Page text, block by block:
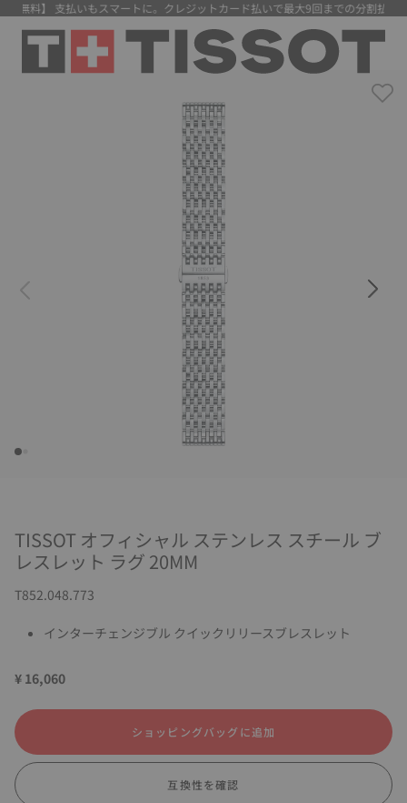
無料】 支払いもスマートに。クレジットカード払いで最大9回までの分割払いが
TISSOT オフィシャル ステンレス スチール ブ
レスレット ラグ 20MM
T852.048.773
インターチェンジブル クイックリリースブレスレット
¥ 16,060
ショッピングバッグに追加
互換性を確認